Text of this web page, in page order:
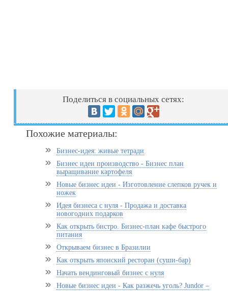
Поделиться в социальных сетях:
Похожие материалы:
Бизнес-идея: живые тетради
Бизнес идеи производство - Бизнес план
выращивание картофеля
Новые бизнес идеи - Изготовление слепков ручек и
ножек
Идея бизнеса с нуля - Продажа и доставка
новогодних подарков
Как открыть бистро. Бизнес-план кафе быстрого
питания
Открываем бизнес в Бразилии
Как открыть японский ресторан (суши-бар)
Начать вендинговый бизнес с нуля
Новые бизнес идеи - Как разжечь уголь? Jundor –